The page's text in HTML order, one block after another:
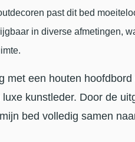
past dit bed
in diverse afmetingen,
met een houten
kunstleder. Door de
bed volledig samen